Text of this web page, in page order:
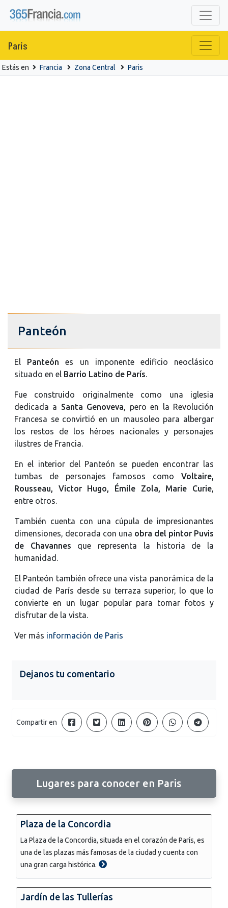
Paris
Estás en Francia Zona Central Paris
Panteón
El Panteón es un imponente edificio neoclásico
situado en el Barrio Latino de París.
Fue construido originalmente como una iglesia
dedicada a Santa Genoveva, pero en la Revolución
Francesa se convirtió en un mausoleo para albergar
los restos de los héroes nacionales y personajes
ilustres de Francia.
En el interior del Panteón se pueden encontrar las
tumbas de personajes famosos como Voltaire,
Rousseau, Victor Hugo, Émile Zola, Marie Curie,
entre otros.
También cuenta con una cúpula de impresionantes
dimensiones, decorada con una obra del pintor Puvis
de Chavannes que representa la historia de la
humanidad.
El Panteón también ofrece una vista panorámica de la
ciudad de París desde su terraza superior, lo que lo
convierte en un lugar popular para tomar fotos y
disfrutar de la vista.
Ver más información de Paris
Dejanos tu comentario
Compartir en
Lugares para conocer en Paris
Plaza de la Concordia
La Plaza de la Concordia, situada en el corazón de París, es
una de las plazas más famosas de la ciudad y cuenta con
una gran carga histórica.
Jardín de las Tullerías